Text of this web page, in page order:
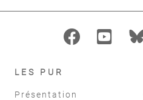
LES PUR
Présentation